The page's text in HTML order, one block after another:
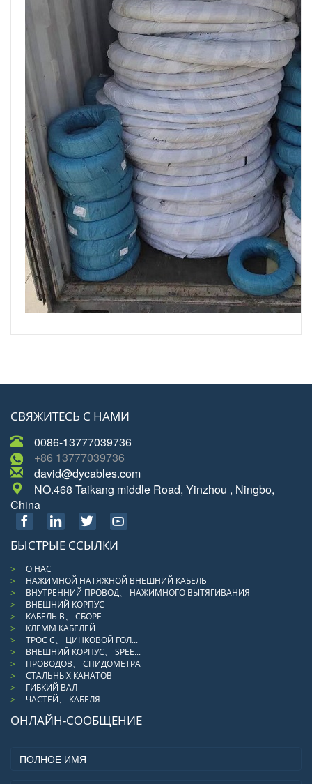
СВЯЖИТЕСЬ С НАМИ
0086-13777039736
+86 13777039736
david@dycables.com
NO.468 Taikang middle Road, Yinzhou , Ningbo,
China
БЫСТРЫЕ ССЫЛКИ
О НАС
НАЖИМНОЙ НАТЯЖНОЙ ВНЕШНИЙ КАБЕЛЬ
ВНУТРЕННИЙ ПРОВОД、 НАЖИМНОГО ВЫТЯГИВАНИЯ
ВНЕШНИЙ КОРПУС
КАБЕЛЬ В、 СБОРЕ
КЛЕММ КАБЕЛЕЙ
ТРОС С、 ЦИНКОВОЙ ГОЛ...
ВНЕШНИЙ КОРПУС、 SPEE...
ПРОВОДОВ、 СПИДОМЕТРА
СТАЛЬНЫХ КАНАТОВ
ГИБКИЙ ВАЛ
ЧАСТЕЙ、 КАБЕЛЯ
ОНЛАЙН-СООБЩЕНИЕ